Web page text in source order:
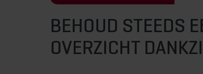
BEHOUD STEEDS
OVERZICHT